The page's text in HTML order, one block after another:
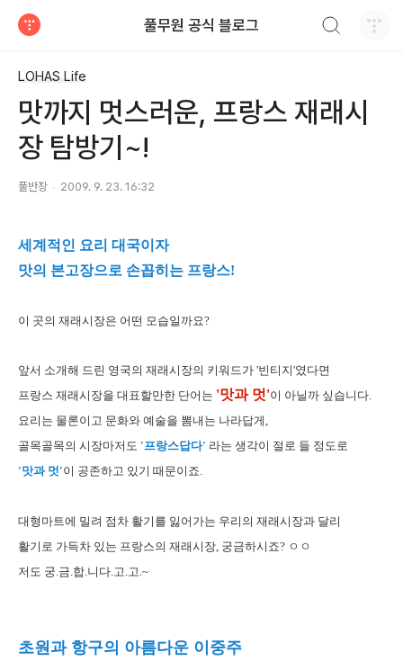
풀무원 공식 블로그
LOHAS Life
맛까지 멋스러운, 프랑스 재래시
장 탐방기~!
풀반장 2009. 9. 23. 16:32
세계적인 요리 대국이자
맛의 본고장으로 손꼽히는 프랑스!
이 곳의 재래시장은 어떤 모습일까요?
앞서 소개해 드린 영국의 재래시장의 키워드가 '빈티지'였다면
프랑스 재래시장을 대표할만한 단어는 '맛과 멋'이 아닐까 싶습니다.
요리는 물론이고 문화와 예술을 뽐내는 나라답게,
골목골목의 시장마저도 '프랑스답다' 라는 생각이 절로 들 정도로
'맛과 멋'이 공존하고 있기 때문이죠.
대형마트에 밀려 점차 활기를 잃어가는 우리의 재래시장과 달리
활기로 가득차 있는 프랑스의 재래시장, 궁금하시죠? ㅇㅇ
저도 궁.금.합.니다.고.고.~
초원과 항구의 아름다운 이중주